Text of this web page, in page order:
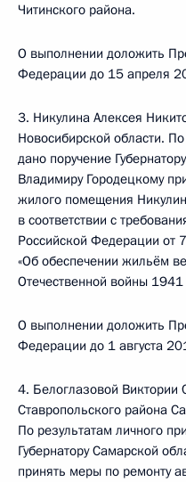
Читинского района.
О выполнении доложить
Федерации до 15 апреля
3. Никулина Алексея
Новосибирской области.
дано поручение
Владимиру Городецкому
жилого помещения
в соответствии с
Российской Федерации
«Об обеспечении жильём
Отечественной войны
О выполнении доложить
Федерации до 1 августа
4. Белоглазовой Виктории
Ставропольского района
По результатам личного
Губернатору Самарской
принять меры по ремонту